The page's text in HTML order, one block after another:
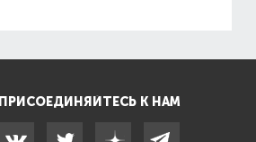
ПРИСОЕДИНЯЙТЕСЬ К НАМ